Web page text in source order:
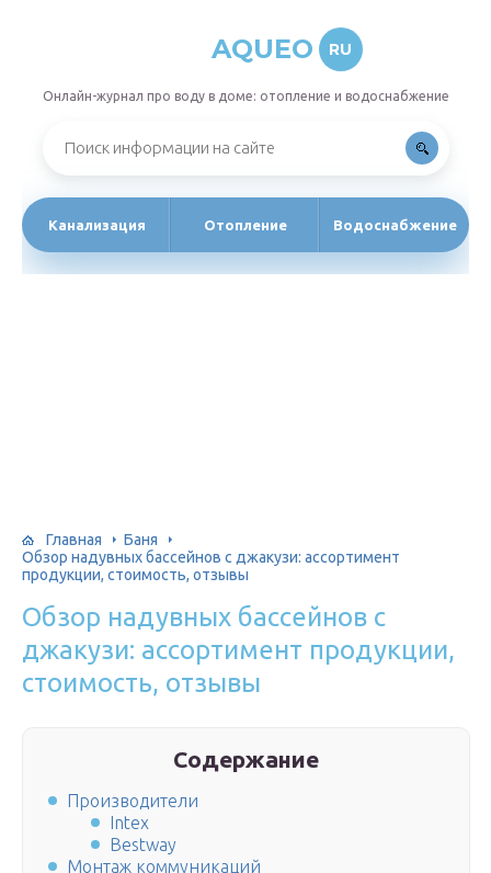
AQUEO RU
Онлайн-журнал про воду в доме: отопление и водоснабжение
Канализация Отопление Водоснабжение
Главная
Баня
Обзор надувных бассейнов с джакузи: ассортимент
продукции, стоимость, отзывы
Обзор надувных бассейнов с
джакузи: ассортимент продукции,
стоимость, отзывы
Содержание
Производители
Intex
Bestway
Монтаж коммуникаций